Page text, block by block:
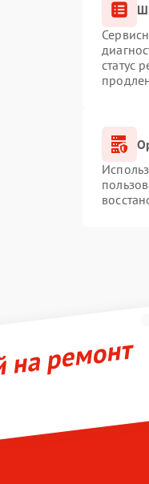
статус
ремонт